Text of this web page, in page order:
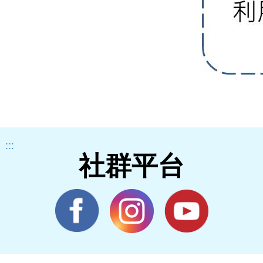
:::
社群平台